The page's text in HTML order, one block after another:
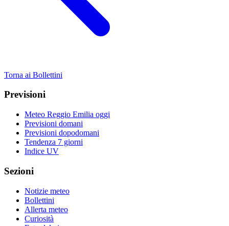
Torna ai Bollettini
Previsioni
Meteo Reggio Emilia oggi
Previsioni domani
Previsioni dopodomani
Tendenza 7 giorni
Indice UV
Sezioni
Notizie meteo
Bollettini
Allerta meteo
Curiosità